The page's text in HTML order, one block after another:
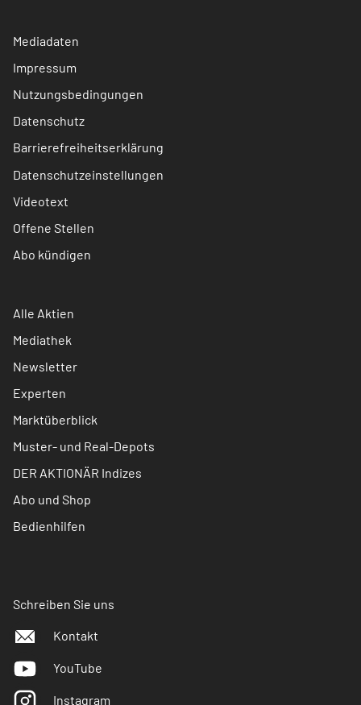
Mediadaten
Impressum
Nutzungsbedingungen
Datenschutz
Barrierefreiheitserklärung
Datenschutzeinstellungen
Videotext
Offene Stellen
Abo kündigen
Alle Aktien
Mediathek
Newsletter
Experten
Marktüberblick
Muster- und Real-Depots
DER AKTIONÄR Indizes
Abo und Shop
Bedienhilfen
Schreiben Sie uns
Kontakt
YouTube
Instagram